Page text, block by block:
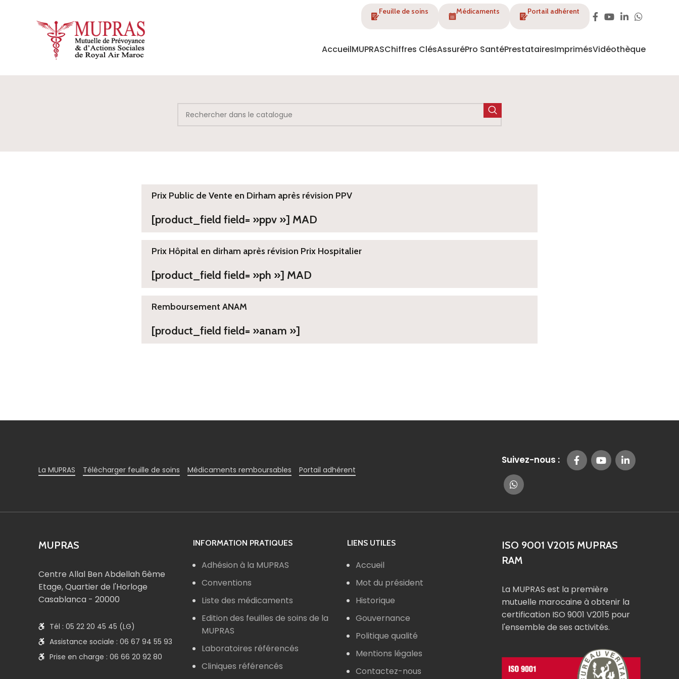
Feuille de soins Médicaments Portail adhérent
AccueilMUPRASChiffres ClésAssuréPro SantéPrestatairesImprimésVidéothèque
Prix Public de Vente en Dirham après révision PPV
[product_field field= »ppv »] MAD
Prix Hôpital en dirham après révision Prix Hospitalier
[product_field field= »ph »] MAD
Remboursement ANAM
[product_field field= »anam »]
La MUPRAS Télécharger feuille de soins Médicaments remboursables Portail adhérent
Suivez-nous :
MUPRAS
Centre Allal Ben Abdellah 6ème
Etage, Quartier de l'Horloge
Casablanca - 20000
Tél : 05 22 20 45 45 (LG)
Assistance sociale : 06 67 94 55 93
Prise en charge : 06 66 20 92 80
INFORMATION PRATIQUES
Adhésion à la MUPRAS
Conventions
Liste des médicaments
Edition des feuilles de soins de la
MUPRAS
Laboratoires référencés
Cliniques référencés
LIENS UTILES
Accueil
Mot du président
Historique
Gouvernance
Politique qualité
Mentions légales
Contactez-nous
ISO 9001 V2015 MUPRAS
RAM
La MUPRAS est la première
mutuelle marocaine à obtenir la
certification ISO 9001 V2015 pour
l'ensemble de ses activités.